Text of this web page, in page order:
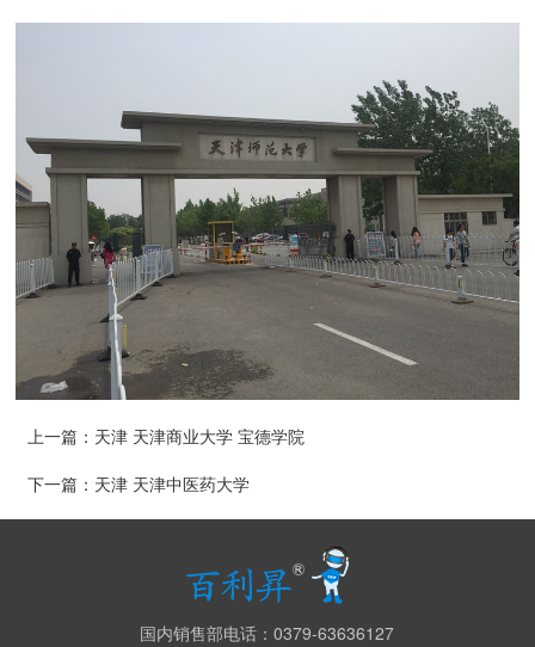
上一篇： 天津 天津商业大学 宝德学院
下一篇： 天津 天津中医药大学
国内销售部电话：0379-63636127